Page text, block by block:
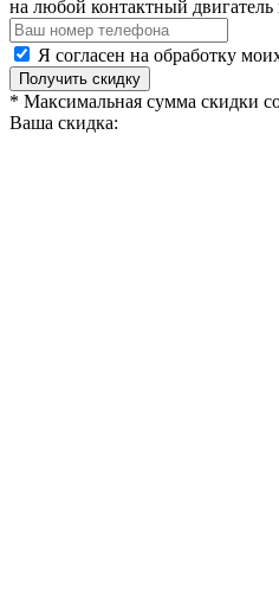
на любой контактный двигатель
Я согласен на обработку
Получить скидку
* Максимальная сумма скидки
Ваша скидка: